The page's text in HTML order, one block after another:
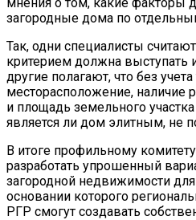
загородные дома по
Так, одни специалисты
критерием должна выступать
другие полагают, что без
месторасположение, наличие
и площадь земельного участка
является ли дом элитным, не
В итоге профильному
разработать упрошенный
загородной недвижимости
основании которого
РГР смогут создавать